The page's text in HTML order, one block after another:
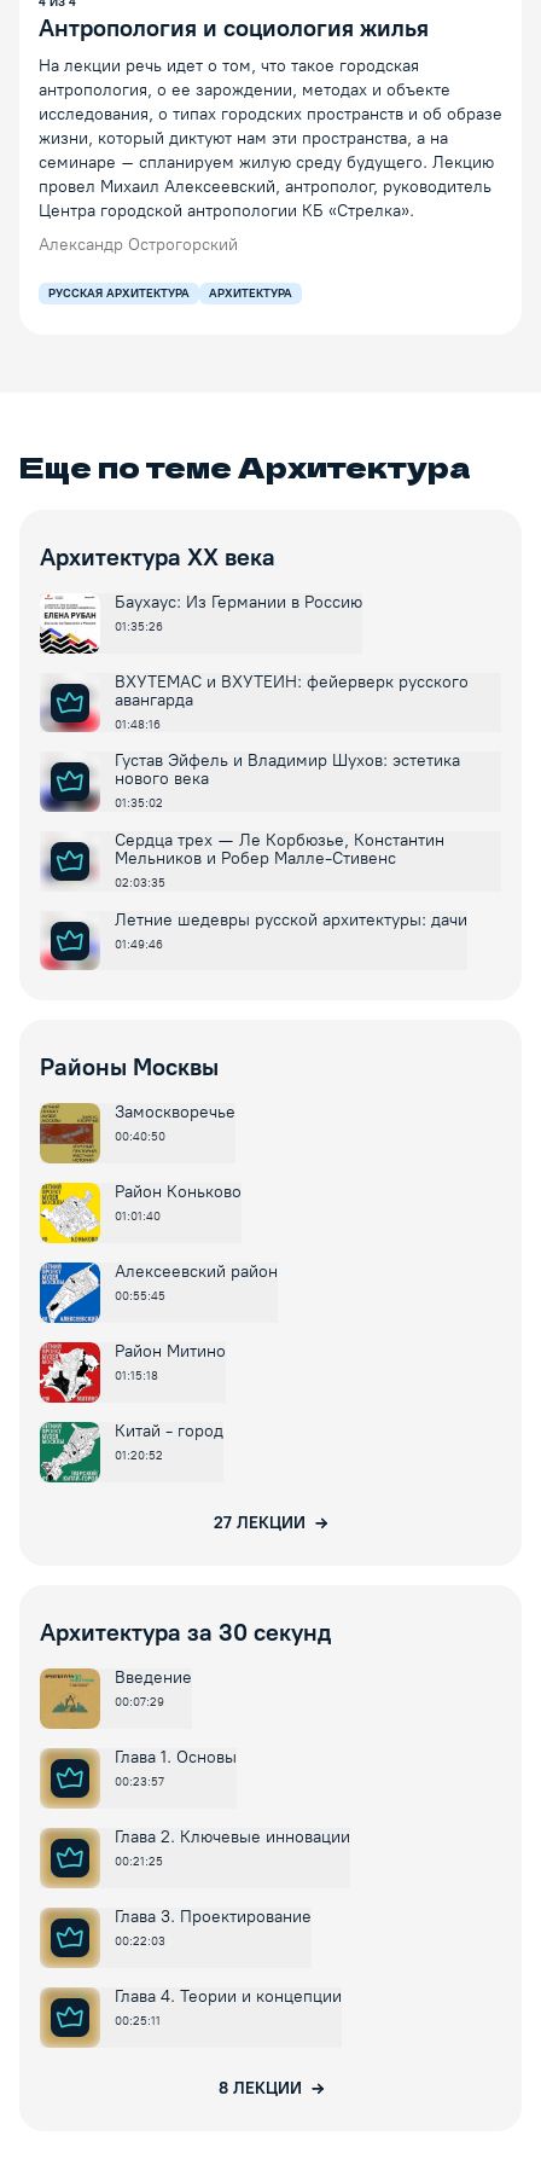
Антропология и социология жилья
На лекции речь идет о том, что такое городская
антропология, о ее зарождении, методах и объекте
исследования, о типах городских пространств и об образе
жизни, который диктуют нам эти пространства, а на
семинаре – спланируем жилую среду будущего. Лекцию
провел Михаил Алексеевский, антрополог, руководитель
Центра городской антропологии КБ «Стрелка».
Александр Острогорский
РУССКАЯ АРХИТЕКТУРА АРХИТЕКТУРА
Еще по темеАрхитектура
Архитектура XX века
Баухаус: Из Германии в Россию
01:35:26
ВХУТЕМАС и ВХУТЕИН: фейерверк русского
авангарда
01:48:16
Густав Эйфель и Владимир Шухов: эстетика
нового века
01:35:02
Сердца трех — Ле Корбюзье, Константин
Мельников и Робер Малле-Стивенс
02:03:35
Летние шедевры русской архитектуры: дачи
01:49:46
Районы Москвы
Замоскворечье
00:40:50
Район Коньково
01:01:40
Алексеевский район
00:55:45
Район Митино
01:15:18
Китай - город
01:20:52
27 ЛЕКЦИИ
Архитектура за 30 секунд
Введение
00:07:29
Глава 1. Основы
00:23:57
Глава 2. Ключевые инновации
00:21:25
Глава 3. Проектирование
00:22:03
Глава 4. Теории и концепции
00:25:11
8ЛЕКЦИИ